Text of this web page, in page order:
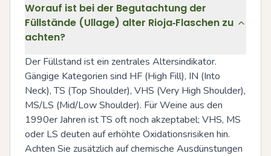
Worauf ist bei der Begutachtung der
Füllstände (Ullage) alter Rioja‑Flaschen zu
achten?
Der Füllstand ist ein zentrales Altersindikator.
Gängige Kategorien sind HF (High Fill), IN (Into
Neck), TS (Top Shoulder), VHS (Very High Shoulder),
MS/LS (Mid/Low Shoulder). Für Weine aus den
1990er Jahren ist TS oft noch akzeptabel; VHS, MS
oder LS deuten auf erhöhte Oxidationsrisiken hin.
Achten Sie zusätzlich auf chemische Ausdünstungen